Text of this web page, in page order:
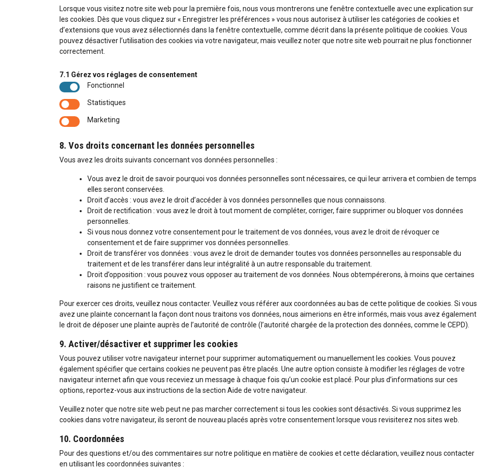
Lorsque vous visitez notre site web pour la première fois, nous vous montrerons une fenêtre contextuelle avec une explication sur
les cookies. Dès que vous cliquez sur « Enregistrer les préférences » vous nous autorisez à utiliser les catégories de cookies et
d’extensions que vous avez sélectionnés dans la fenêtre contextuelle, comme décrit dans la présente politique de cookies. Vous
pouvez désactiver l’utilisation des cookies via votre navigateur, mais veuillez noter que notre site web pourrait ne plus fonctionner
correctement.
7.1 Gérez vos réglages de consentement
Fonctionnel
Statistiques
Marketing
8. Vos droits concernant les données personnelles
Vous avez les droits suivants concernant vos données personnelles :
Vous avez le droit de savoir pourquoi vos données personnelles sont nécessaires, ce qui leur arrivera et combien de temps
elles seront conservées.
Droit d’accès : vous avez le droit d’accéder à vos données personnelles que nous connaissons.
Droit de rectification : vous avez le droit à tout moment de compléter, corriger, faire supprimer ou bloquer vos données
personnelles.
Si vous nous donnez votre consentement pour le traitement de vos données, vous avez le droit de révoquer ce
consentement et de faire supprimer vos données personnelles.
Droit de transférer vos données : vous avez le droit de demander toutes vos données personnelles au responsable du
traitement et de les transférer dans leur intégralité à un autre responsable du traitement.
Droit d’opposition : vous pouvez vous opposer au traitement de vos données. Nous obtempérerons, à moins que certaines
raisons ne justifient ce traitement.
Pour exercer ces droits, veuillez nous contacter. Veuillez vous référer aux coordonnées au bas de cette politique de cookies. Si vous
avez une plainte concernant la façon dont nous traitons vos données, nous aimerions en être informés, mais vous avez également
le droit de déposer une plainte auprès de l’autorité de contrôle (l’autorité chargée de la protection des données, comme le CEPD).
9. Activer/désactiver et supprimer les cookies
Vous pouvez utiliser votre navigateur internet pour supprimer automatiquement ou manuellement les cookies. Vous pouvez
également spécifier que certains cookies ne peuvent pas être placés. Une autre option consiste à modifier les réglages de votre
navigateur internet afin que vous receviez un message à chaque fois qu’un cookie est placé. Pour plus d’informations sur ces
options, reportez-vous aux instructions de la section Aide de votre navigateur.
Veuillez noter que notre site web peut ne pas marcher correctement si tous les cookies sont désactivés. Si vous supprimez les
cookies dans votre navigateur, ils seront de nouveau placés après votre consentement lorsque vous revisiterez nos sites web.
10. Coordonnées
Pour des questions et/ou des commentaires sur notre politique en matière de cookies et cette déclaration, veuillez nous contacter
en utilisant les coordonnées suivantes :